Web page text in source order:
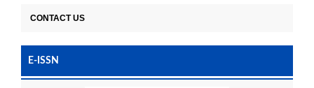
CONTACT US
E-ISSN